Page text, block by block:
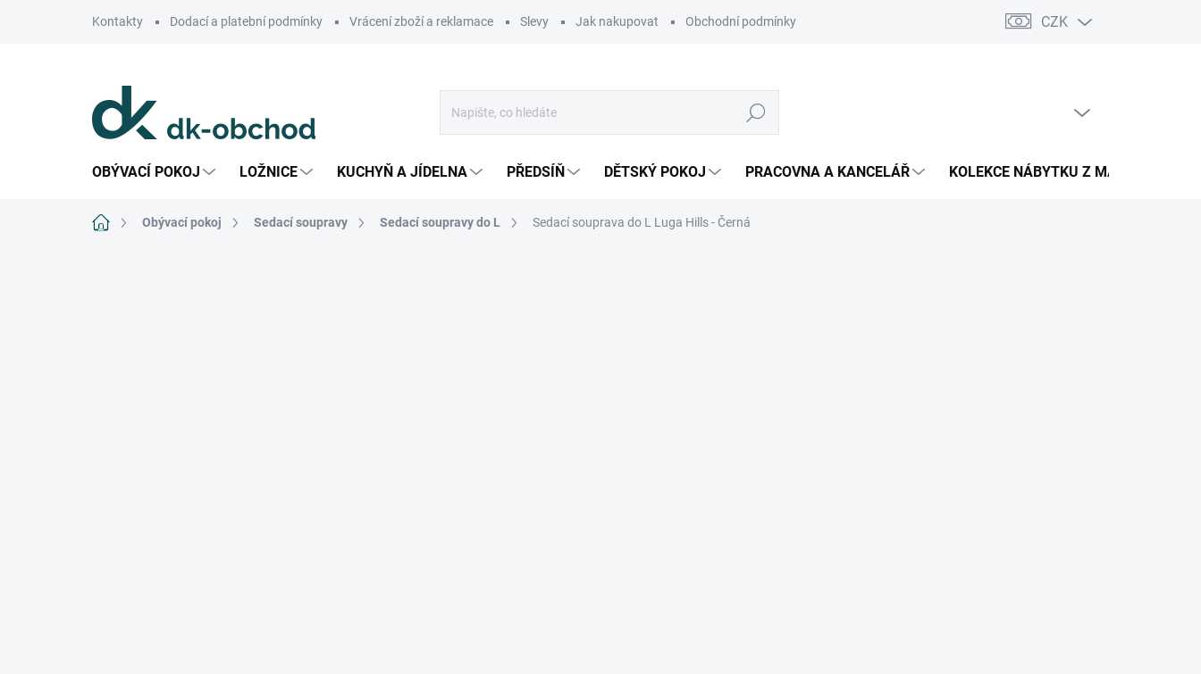
Kontakty Dodací a platební podmínky Vrácení zboží a reklamace Slevy Jak nakupovat Obchodní podmínky Podmínky ochrany osobních údajů Pojištění zásilky
CZK
Hledat
OBÝVACÍ POKOJ LOŽNICE KUCHYŇ A JÍDELNA PŘEDSÍŇ DĚTSKÝ POKOJ PRACOVNA A KANCELÁŘ KOLEKCE NÁBYTKU Z MASIVU
Domů Obývací pokoj Sedací soupravy Sedací soupravy do L Sedací souprava do L Luga Hills - Černá